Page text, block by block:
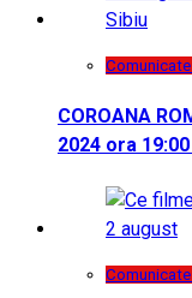
COROANA
2024 ora